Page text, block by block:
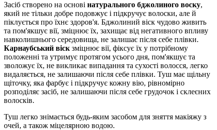
Засіб створено на основі натурального бджолиного воску,
який не тільки добре подовжує і підкручує волоски, але й
піклується про їхнє здоров'я. Бджолиний віск чудово живить
та пом'якшує вії, зміцнює їх, захищає від негативного впливу
навколишнього середовища, не залишає після себе плівки.
Карнаубський віск зміцнює вії, фіксує їх у потрібному
положенні та утримує протягом усього дня, пом'якшує та
зволожує їх, не викликає випадання та сухості волосся, легко
видаляється, не залишаючи після себе плівки. Туш має щільну
щіточку, яка фарбує і підкручує кожну вію, рівномірно
розподіляє засіб, не залишаючи після себе грудочок і склеєних
волосків.
Туш легко знімається будь-яким засобом для зняття макіяжу з
очей, а також міцелярною водою.